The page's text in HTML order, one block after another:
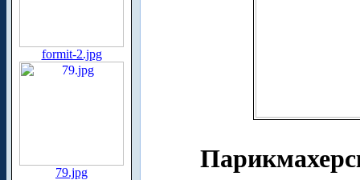
formit-2.jpg
79.jpg